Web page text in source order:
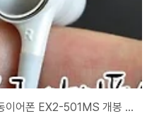
[아이필유] 아이폰/아이패드 진동이어폰 EX2-501MS 개봉 / 사용기